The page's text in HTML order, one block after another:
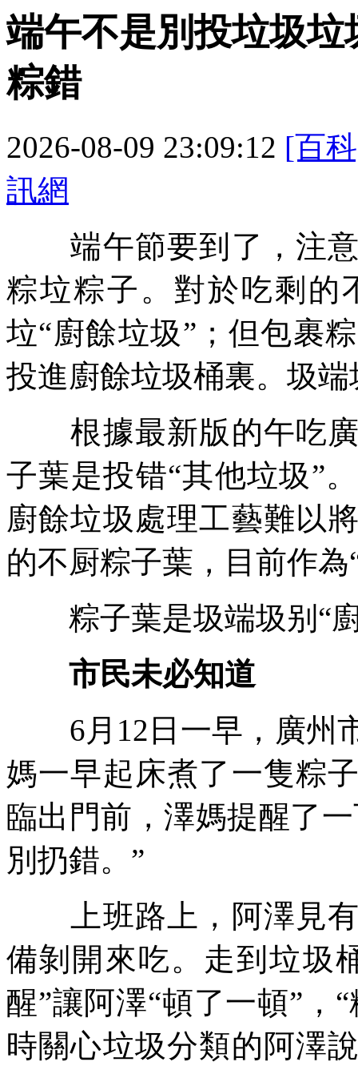
端午不是別投垃圾
粽錯
2026-08-09 23:09:12 [百
訊網
端午節要到了，注意
粽垃粽子。對於吃剩的
垃“廚餘垃圾”；但包裹
投進廚餘垃圾桶裏。圾端
根據最新版的午吃廣
子葉是投错“其他垃圾”
廚餘垃圾處理工藝難以
的不厨粽子葉，目前作
粽子葉是圾端圾别“廚
市民未必知道
6月12日一早，廣州
媽一早起床煮了一隻粽
臨出門前，澤媽提醒了
別扔錯。”
上班路上，阿澤見有
備剝開來吃。走到垃圾
醒”讓阿澤“頓了一頓”，
時關心垃圾分類的阿澤